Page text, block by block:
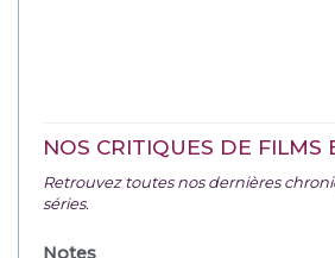
NOS CRITIQUES DE FILMS
Retrouvez toutes nos dernières
séries.
Notes